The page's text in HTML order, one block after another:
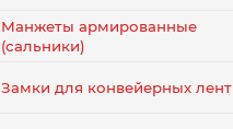
Манжеты армированные
(сальники)
Замки для конвейерных лент